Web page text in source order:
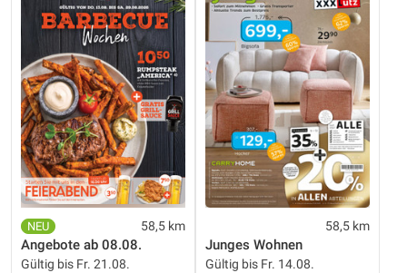
58,5 km
Angebote ab 08.08.
Gültig bis Fr. 21.08.
58,5 km
Junges Wohnen
Gültig bis Fr. 14.08.